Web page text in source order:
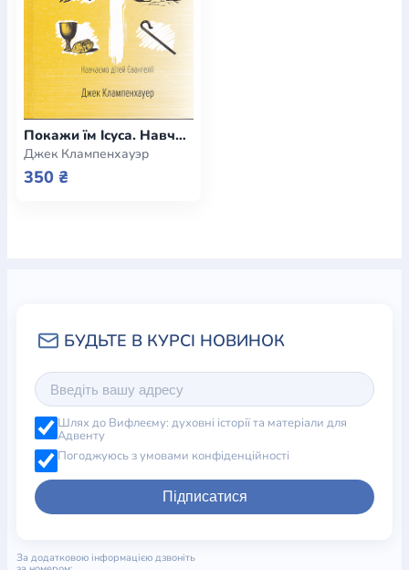
Покажи їм Ісуса. Навчаємо дітей Євангелії
Джек Клампенхауэр
350 ₴
Шлях до Вифлеєму: духовні історії та матеріали для
Адвенту
Погоджуюсь з умовами конфіденційності
Підписатися
За додатковою інформацією дзвоніть